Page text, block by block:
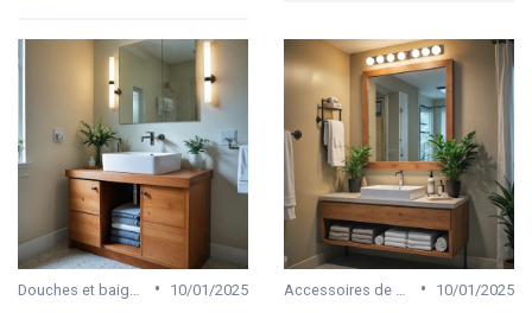
•
10/01/2025
•
10/01/2025